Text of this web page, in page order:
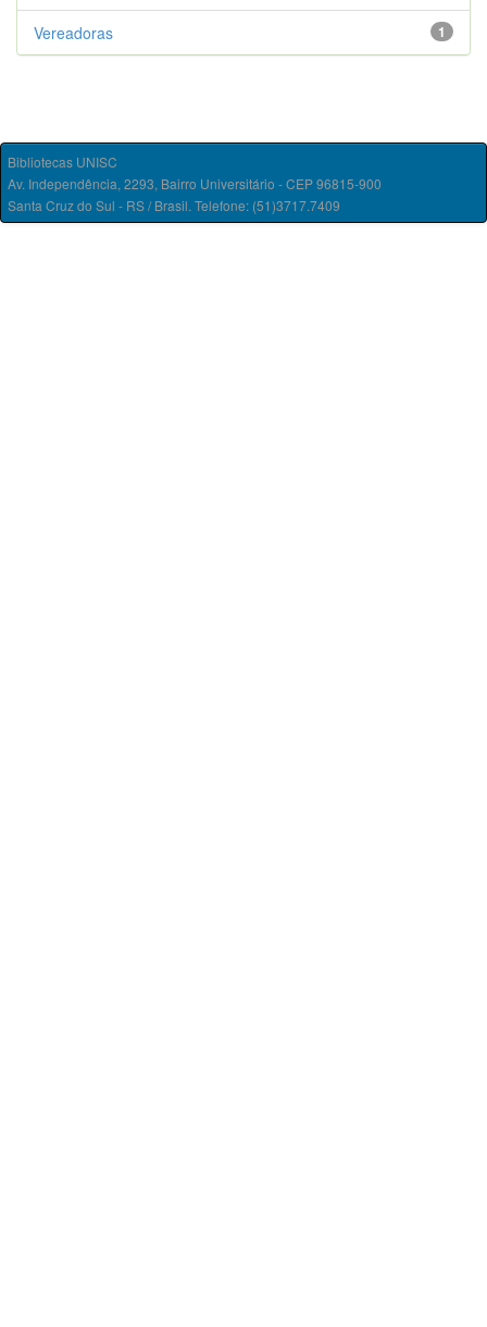
1
Vereadoras
Bibliotecas UNISC
Av. Independência, 2293, Bairro Universitário - CEP 96815-900
Santa Cruz do Sul - RS / Brasil. Telefone: (51)3717.7409